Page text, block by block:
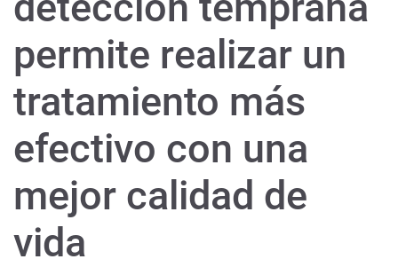
permite realizar un
tratamiento más
efectivo con una
mejor calidad de
vida